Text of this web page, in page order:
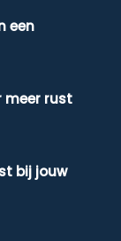
een
meer rust
bij jouw